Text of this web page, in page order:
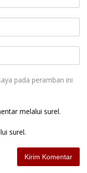
pada peramban ini
melalui surel.
surel.